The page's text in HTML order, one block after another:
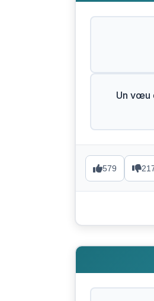
Un vœu
579